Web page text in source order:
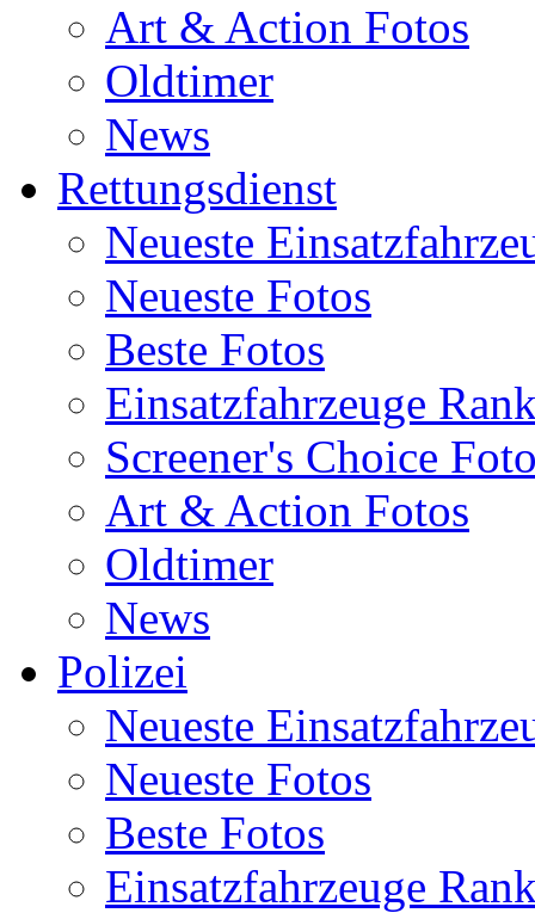
Art & Action Fotos
Oldtimer
News
Rettungsdienst
Neueste
Neueste Fotos
Beste Fotos
Einsatzfahrzeuge
Screener's Choice
Art & Action Fotos
Oldtimer
News
Polizei
Neueste
Neueste Fotos
Beste Fotos
Einsatzfahrzeuge